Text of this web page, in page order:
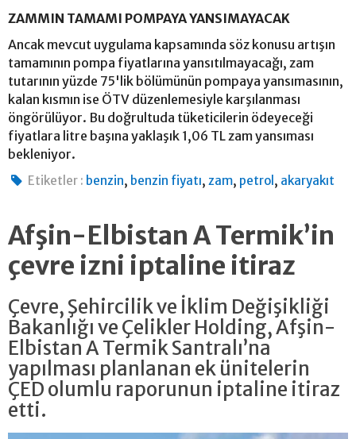
ZAMMIN TAMAMI POMPAYA YANSIMAYACAK
Ancak mevcut uygulama kapsamında söz konusu artışın
tamamının pompa fiyatlarına yansıtılmayacağı, zam
tutarının yüzde 75'lik bölümünün pompaya yansımasının,
kalan kısmın ise ÖTV düzenlemesiyle karşılanması
öngörülüyor. Bu doğrultuda tüketicilerin ödeyeceği
fiyatlara litre başına yaklaşık 1,06 TL zam yansıması
bekleniyor.
Etiketler : benzin, benzin fiyatı,zam, petrol , akaryakıt
Afşin-Elbistan A Termik’in
çevre izni iptaline itiraz
Çevre, Şehircilik ve İklim Değişikliği
Bakanlığı ve Çelikler Holding, Afşin-
Elbistan A Termik Santralı’na
yapılması planlanan ek ünitelerin
ÇED olumlu raporunun iptaline itiraz
etti.